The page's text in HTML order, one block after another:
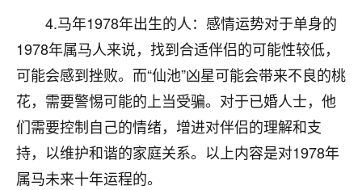
4.马年1978年出生的人：感情运势对于单身的
1978年属马人来说，找到合适伴侣的可能性较低，
可能会感到挫败。而“仙池”凶星可能会带来不良的桃
花，需要警惕可能的上当受骗。对于已婚人士，他
们需要控制自己的情绪，增进对伴侣的理解和支
持，以维护和谐的家庭关系。以上内容是对1978年
属马未来十年运程的。
触，首先就是心态会变好，万般皆是命，半点
不由人！
1天前 来自四川 9
金白水清
我也想找老师看看，有没有人给个联系方式的啊？
鹿森：慧来老师微信：gjsy0624